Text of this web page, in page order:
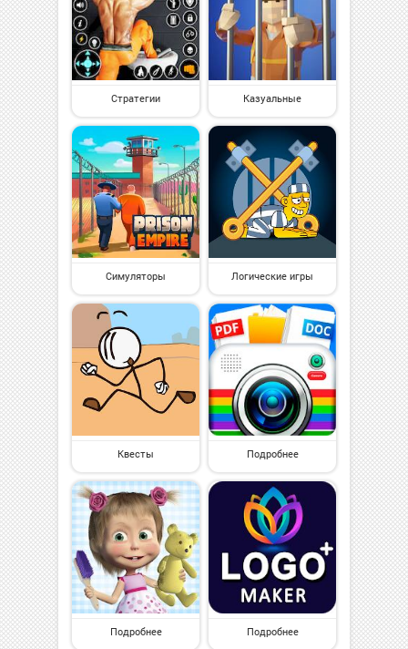
Стратегии Казуальные
Симуляторы Логические игры
Квесты Подробнее
Подробнее Подробнее